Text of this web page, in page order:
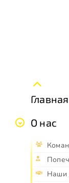
Главная
О нас
Наши